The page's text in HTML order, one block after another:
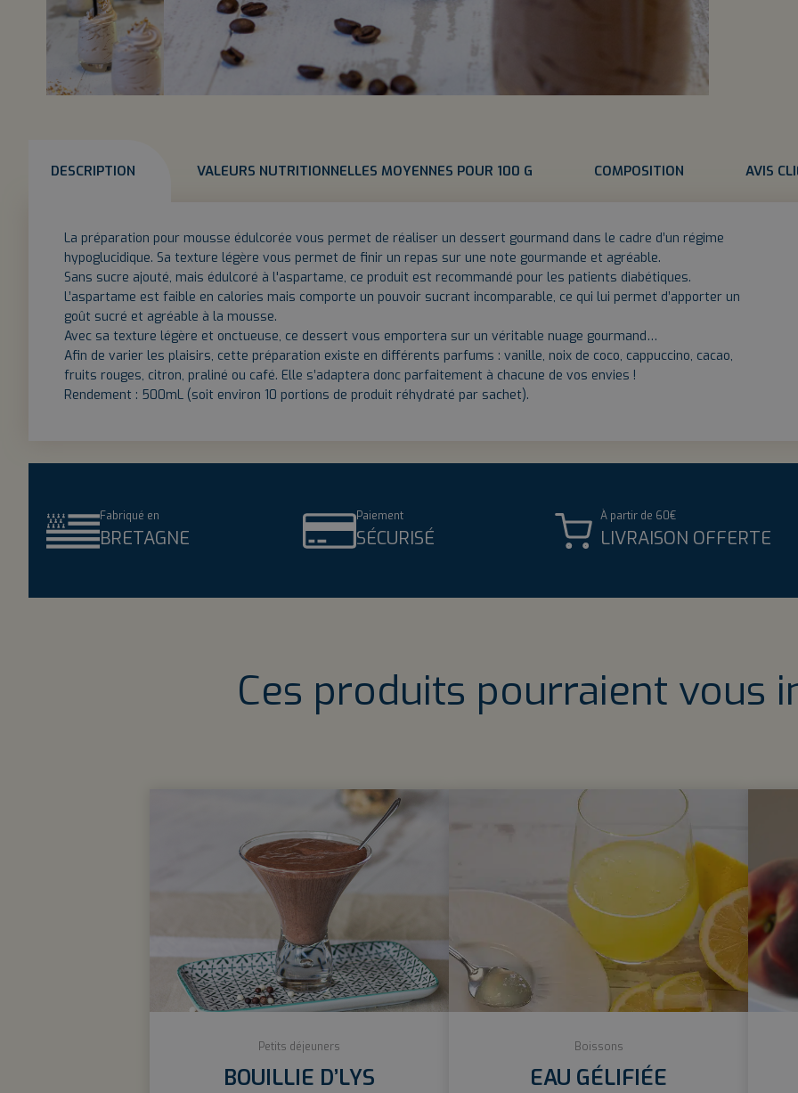
DESCRIPTION VALEURS NUTRITIONNELLES MOYENNES POUR 100 G COMPOSITION AVIS
La préparation pour mousse édulcorée vous permet de réaliser un dessert gourmand dans le cadre d’un régime
hypoglucidique. Sa texture légère vous permet de finir un repas sur une note gourmande et agréable.
Sans sucre ajouté, mais édulcoré à l'aspartame, ce produit est recommandé pour les patients diabétiques.
L’aspartame est faible en calories mais comporte un pouvoir sucrant incomparable, ce qui lui permet d’apporter un
goût sucré et agréable à la mousse.
Avec sa texture légère et onctueuse, ce dessert vous emportera sur un véritable nuage gourmand…
Afin de varier les plaisirs, cette préparation existe en différents parfums : vanille, noix de coco, cappuccino, cacao,
fruits rouges, citron, praliné ou café. Elle s’adaptera donc parfaitement à chacune de vos envies !
Rendement : 500mL (soit environ 10 portions de produit réhydraté par sachet).
Fabriqué en
BRETAGNE
Paiement
SÉCURISÉ
À partir de 60€
LIVRAISON OFFERTE
Ces produits pourraient vous
Petits déjeuners
BOUILLIE D’LYS
Boissons
EAU GÉLIFIÉE